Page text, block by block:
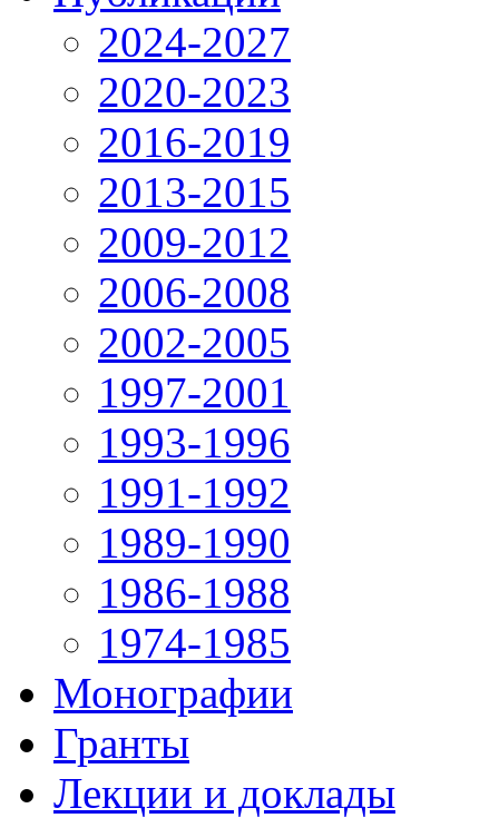
2024-2027
2020-2023
2016-2019
2013-2015
2009-2012
2006-2008
2002-2005
1997-2001
1993-1996
1991-1992
1989-1990
1986-1988
1974-1985
Монографии
Гранты
Лекции и доклады